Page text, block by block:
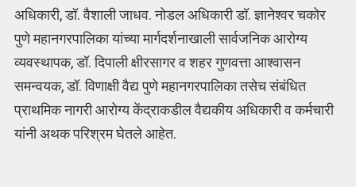
अधिकारी, डॉ. वैशाली जाधव. नोडल अधिकारी डॉ. ज्ञानेश्वर चकोर
पुणे महानगरपालिका यांच्या मार्गदर्शनाखाली सार्वजनिक आरोग्य
व्यवस्थापक, डॉ. दिपाली क्षीरसागर व शहर गुणवत्ता आश्वासन
समन्वयक, डॉ. विणाक्षी वैद्य पुणे महानगरपालिका तसेच संबंधित
प्राथमिक नागरी आरोग्य केंद्राकडील वैद्यकीय अधिकारी व कर्मचारी
यांनी अथक परिश्रम घेतले आहेत.